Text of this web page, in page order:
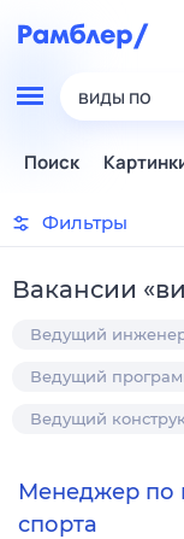
виды по
Поиск
Фильтры
Вакансии «
Ведущий
Ведущий
Ведущий
Менеджер по
спорта